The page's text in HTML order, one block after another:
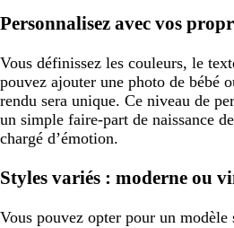
Personnalisez avec vos
Vous définissez les couleurs, le
pouvez ajouter une photo de bébé
rendu sera unique. Ce niveau de
un simple faire-part de naissance
chargé d’émotion.
Styles variés : moderne ou
Vous pouvez opter pour un modèle